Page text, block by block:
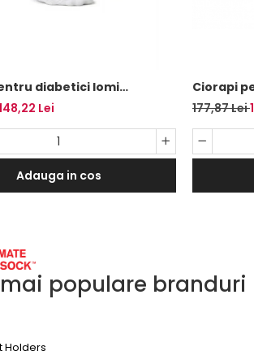
diabetici Iomi
cu amortizare, albi,
Lei
Adauga in cos
Ciorapi
177,87 Lei
populare branduri
Holders